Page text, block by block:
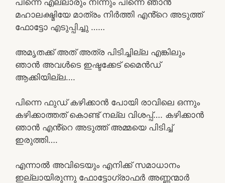
മഹാലക്ഷ്മിയേ മാത്രം നിർത്തി എൻ്റെ അടുത്ത്
ഫോട്ടോ എടുപ്പിച്ചു ……
അമൃതക്ക് അത് അത്ര പിടിച്ചില്ല എങ്കിലും
ഞാൻ അവൾടെ ഇഷ്ടക്കേട് മൈൻഡ്
ആക്കിയില്ല….
പിന്നെ ഫുഡ് കഴിക്കാൻ പോയി രാവിലെ ഒന്നും
കഴിക്കാത്തത് കൊണ്ട് നല്ല വിശപ്പ്…. കഴിക്കാൻ
ഞാൻ എൻ്റെ അടുത്ത് അമ്മയെ പിടിച്ച്
ഇരുത്തി….
എന്നാൽ അവിടെയും എനിക്ക് സമാധാനം
ഇല്ലായിരുന്നു ഫോട്ടോഗ്രാഫർ അണ്ണന്മാർ